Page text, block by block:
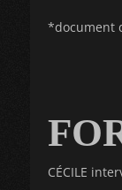
*document
CÉCILE